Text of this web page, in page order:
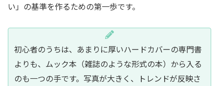
い」の基準を作るための第一歩です。
初心者のうちは、あまりに厚いハードカバーの専門書
よりも、ムック本（雑誌のような形式の本）から入る
のも一つの手です。写真が大きく、トレンドが反映さ